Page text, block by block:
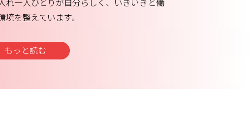
れ一人ひとりが自分らしく、いきいきと働
境を整えています。
もっと読む